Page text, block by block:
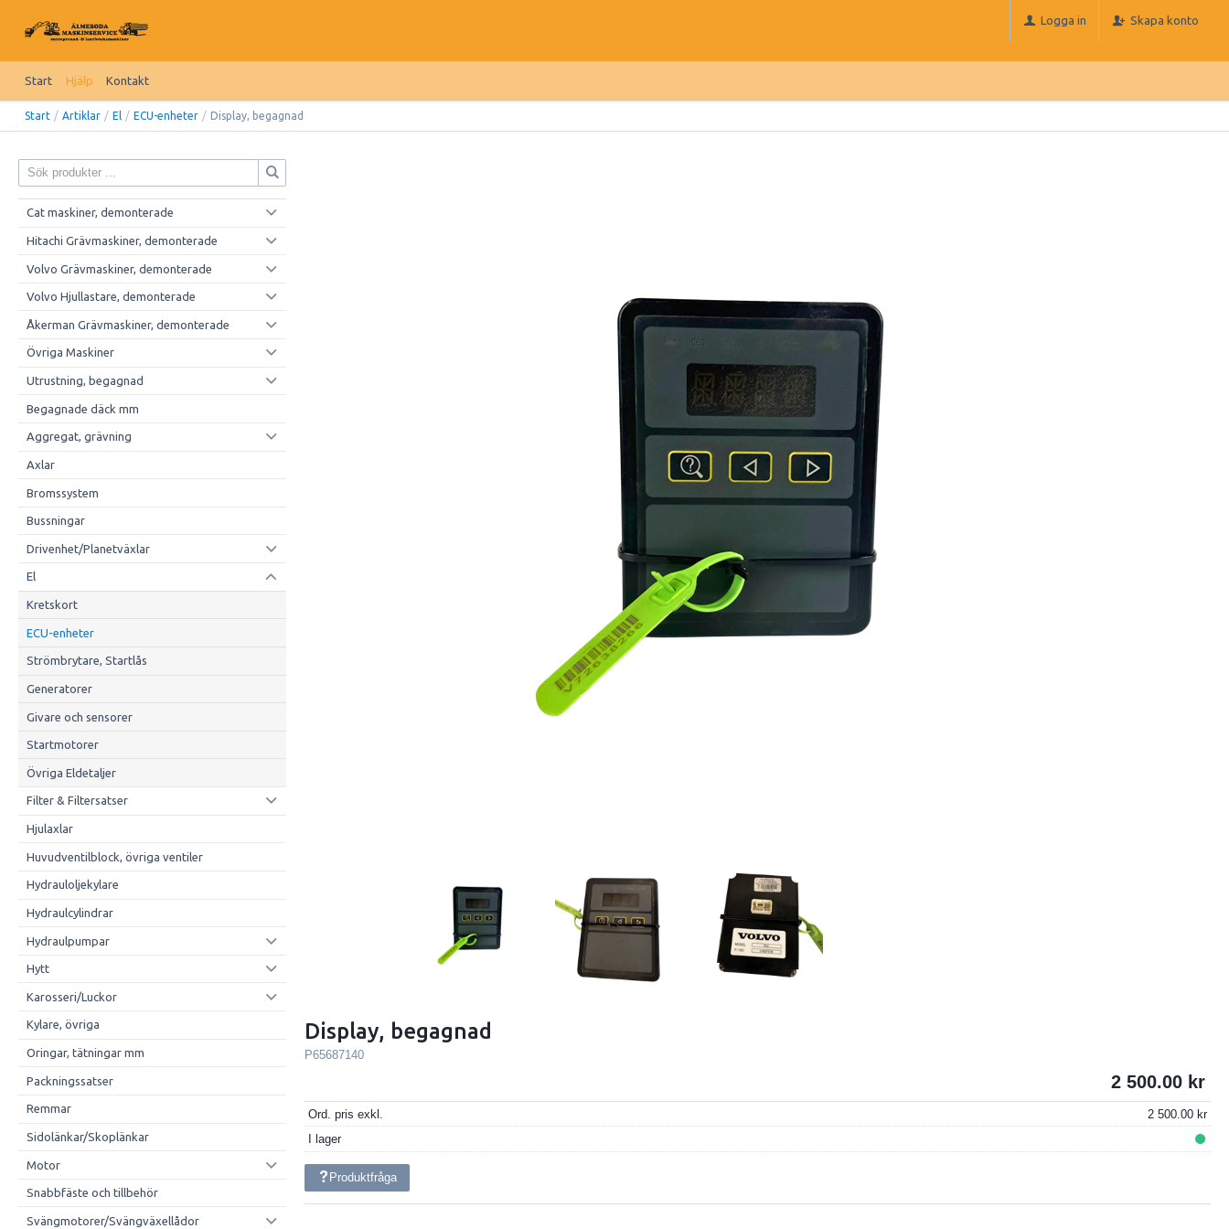
Logga in Skapa konto
Start Hjälp Kontakt
Start / Artiklar / El / ECU-enheter / Display, begagnad
Cat maskiner, demonterade
Hitachi Grävmaskiner, demonterade
Volvo Grävmaskiner, demonterade
Volvo Hjullastare, demonterade
Åkerman Grävmaskiner, demonterade
Övriga Maskiner
Utrustning, begagnad
Begagnade däck mm
Aggregat, grävning
Axlar
Bromssystem
Bussningar
Drivenhet/Planetväxlar
El
Kretskort
ECU-enheter
Strömbrytare, Startlås
Generatorer
Givare och sensorer
Startmotorer
Övriga Eldetaljer
Filter & Filtersatser
Hjulaxlar
Huvudventilblock, övriga ventiler
Hydrauloljekylare
Hydraulcylindrar
Hydraulpumpar
Hytt
Karosseri/Luckor
Kylare, övriga
Oringar, tätningar mm
Packningssatser
Remmar
Sidolänkar/Skoplänkar
Motor
Snabbfäste och tillbehör
Svängmotorer/Svängväxellådor
Display, begagnad
P65687140
2 500.00
Ord. pris exkl.
2 500.00
I lager
Produktfråga